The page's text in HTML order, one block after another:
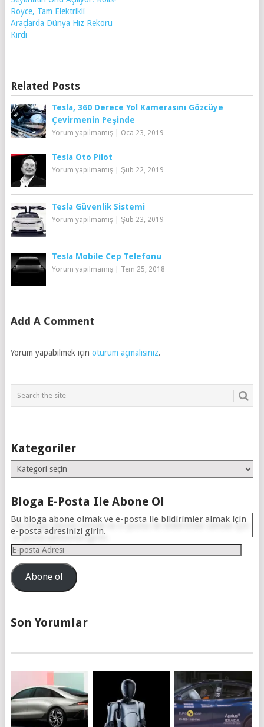
Royce, Tam Elektrikli
Araçlarda Dünya Hız Rekoru
Kırdı
Related Posts
Tesla, 360 Derece Yol Kamerasını Gözcüye
Çevirmenin Peşinde
Yorum yapılmamış| Oca 23, 2019
Tesla Oto Pilot
Yorum yapılmamış| Şub 22, 2019
Tesla Güvenlik Sistemi
Yorum yapılmamış| Şub 23, 2019
Tesla Mobile Cep Telefonu
Yorum yapılmamış| Tem 25, 2018
Add A Comment
Yorum yapabilmek için oturum açmalısınız.
Kategoriler
Kategoriler
Bloga E-Posta Ile Abone Ol
Bu bloga abone olmak ve e-posta ile bildirimler almak için
e-posta adresinizi girin.
E-
posta
AdresiAbone ol
Son Yorumlar